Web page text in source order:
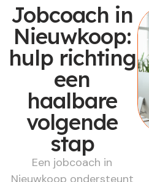
Jobcoach in
Nieuwkoop:
hulp richting
een
haalbare
volgende
stap
Een jobcoach in
Nieuwkoop ondersteunt